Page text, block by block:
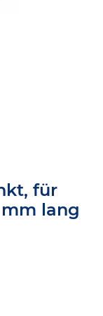
für
mm lang